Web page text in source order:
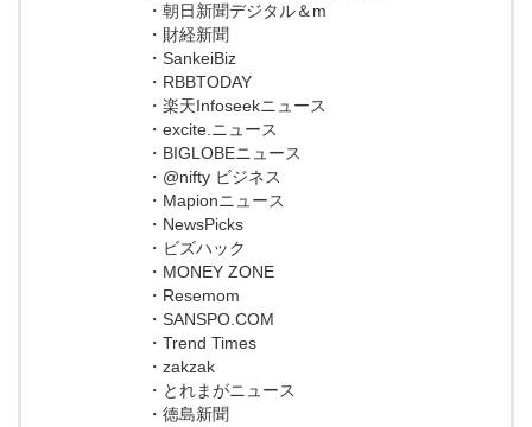
・朝日新聞デジタル＆m
・財経新聞
・SankeiBiz
・RBBTODAY
・楽天Infoseekニュース
・excite.ニュース
・BIGLOBEニュース
・@nifty ビジネス
・Mapionニュース
・NewsPicks
・ビズハック
・MONEY ZONE
・Resemom
・SANSPO.COM
・Trend Times
・zakzak
・とれまがニュース
・徳島新聞